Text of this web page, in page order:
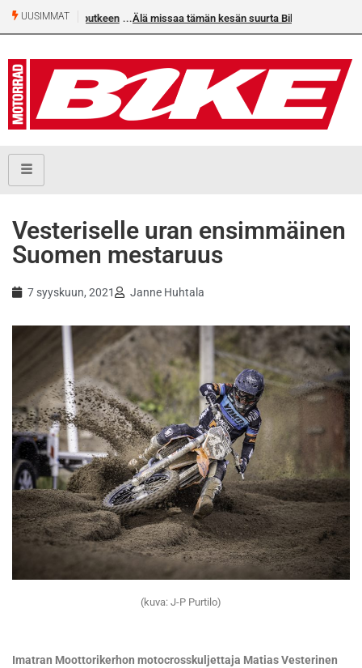
UUSIMMAT Älä missaa tämän kesän suurta Bike-numeroa!
Vesteriselle uran ensimmäinen
Suomen mestaruus
7 syyskuun, 2021 Janne Huhtala
(kuva: J-P Purtilo)
Imatran Moottorikerhon motocrosskuljettaja Matias Vesterinen